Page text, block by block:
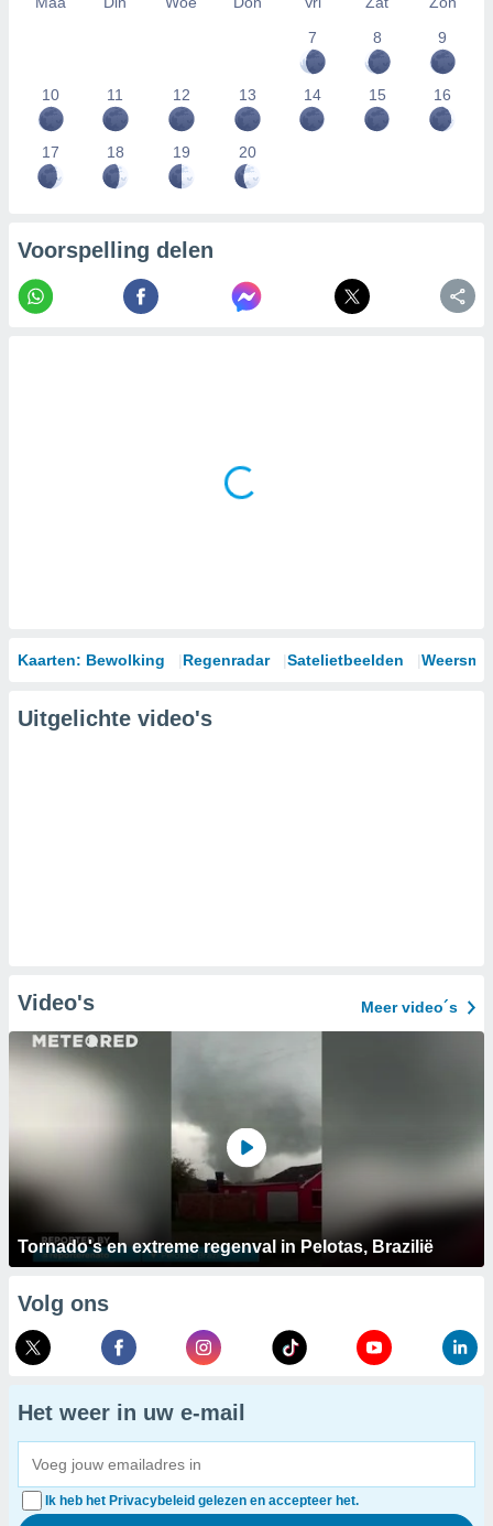
7
8 9
10 11 12 13 14 15 16
17 18 19 20
Voorspelling delen
Kaarten: Bewolking Regenradar Satelietbeelden
Uitgelichte video's
Video's Meer video´s
Tornado's en extreme regenval in Pelotas, Brazilië
Volg ons
Het weer in uw e-mail
Ik heb het Privacybeleid gelezen en accepteer het.